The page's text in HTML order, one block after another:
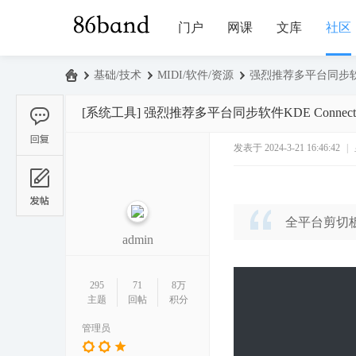
门户 网课 文库 社区
› 基础/技术 › MIDI/软件/资源 › 强烈推荐多平台同步
[系统工具] 强烈推荐多平台同步软件KDE
admin
295
主题
71
回帖
8万
积分
管理员
发表于 2024-3-21 16:46:42
全平台剪切